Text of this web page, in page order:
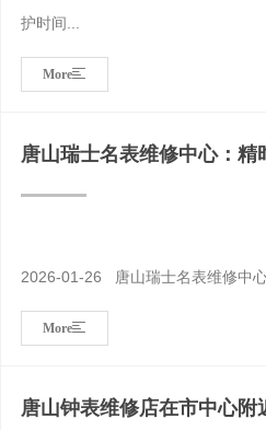
护时间...
More
唐山瑞士名表维修中心：精
2026-01-26 唐山瑞士名表维修中心
More
唐山钟表维修店在市中心附